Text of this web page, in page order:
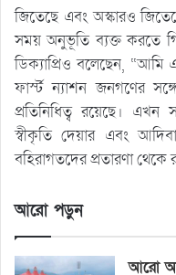
জিতেছে এবং অস্কারও
সময় অনুভূতি ব্যক্ত করতে
ডিক্যাপ্রিও বলেছেন, “আমি
ফার্স্ট ন্যাশন জনগণের
প্রতিনিধিত্ব রয়েছে।
স্বীকৃতি দেয়ার এবং
বহিরাগতদের প্রতারণা থেকে
আরো পড়ুন
আরো